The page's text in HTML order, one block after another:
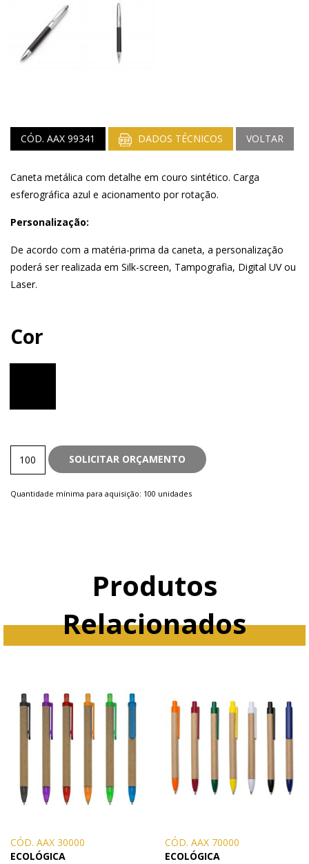
CÓD. AAX 99341 DADOS TÉCNICOS VOLTAR
Caneta metálica com detalhe em couro sintético. Carga
esferográfica azul e acionamento por rotação.
Personalização:
De acordo com a matéria-prima da caneta, a personalização
poderá ser realizada em Silk-screen, Tampografia, Digital UV ou
Laser.
Cor
quantity
SOLICITAR ORÇAMENTO
Quantidade mínima para aquisição: 100 unidades
Produtos
Relacionados
CÓD. AAX 30000
ECOLÓGICA
CÓD. AAX 70000
ECOLÓGICA